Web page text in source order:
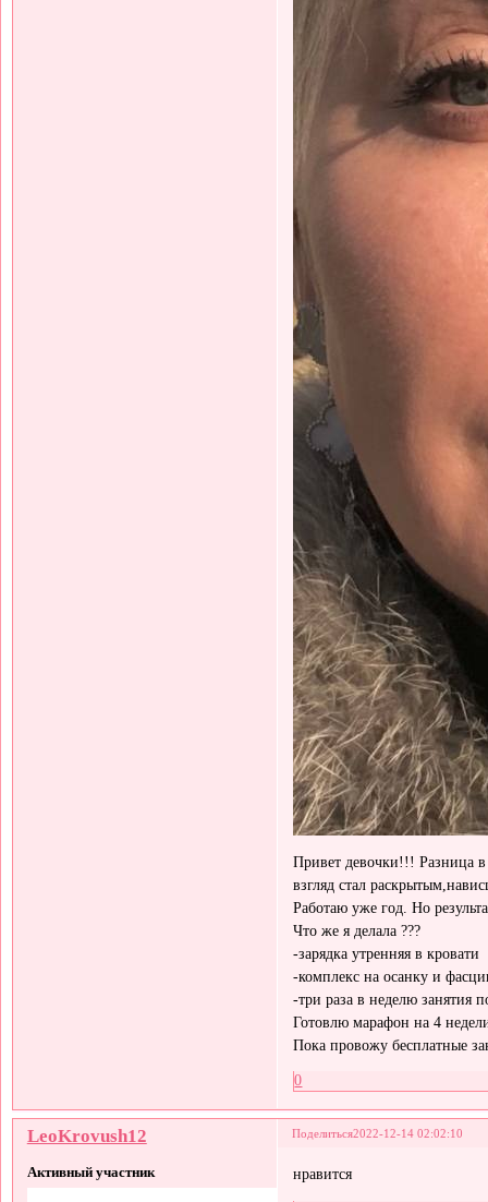
Привет девочки!!! Разница
взгляд стал
Работаю уже год. Но
Что же я делала ???
-зарядка утренняя в кровати
-комплекс на осанку и
-три раза в неделю занятия
Готовлю марафон на 4
Пока провожу бесплатные
0
Поделиться2022-12-14 02:02:10
LeoKrovush12
Активный участник нравится